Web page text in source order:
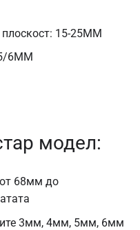
15-25MM
6MM
модел:
68мм до
3мм, 4мм, 5мм, 6мм